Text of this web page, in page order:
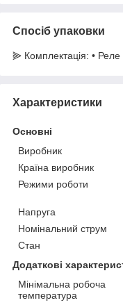
Спосіб упаковки
⫸ Комплектація: • Реле
Характеристики
Основні
Виробник
Країна виробник
Режими роботи
Напруга
Номінальний струм
Стан
Додаткові
Мінімальна робоча
температура